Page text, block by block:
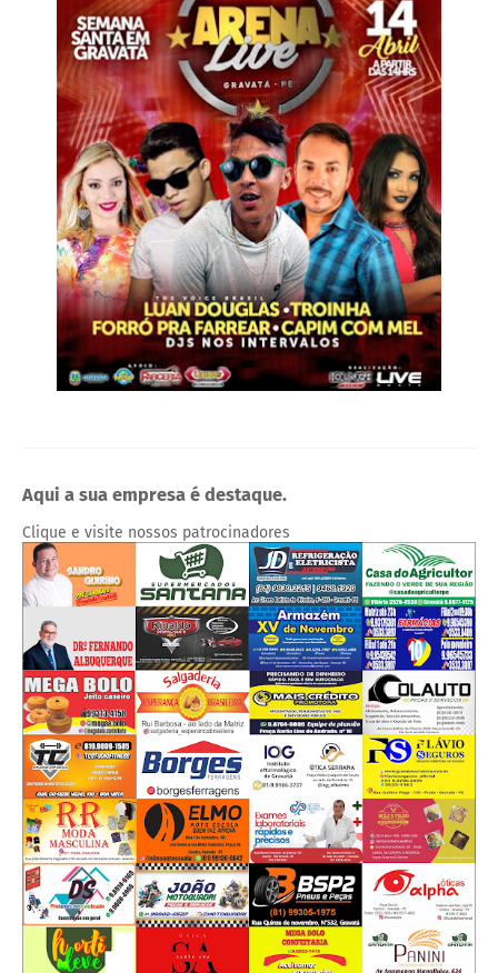
Aqui a sua empresa é destaque.
Clique e visite nossos patrocinadores